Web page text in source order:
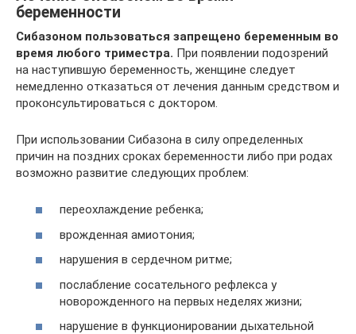
беременности
Сибазоном пользоваться запрещено беременным во
время любого триместра. При появлении подозрений
на наступившую беременность, женщине следует
немедленно отказаться от лечения данным средством и
проконсультироваться с доктором.
При использовании Сибазона в силу определенных
причин на поздних сроках беременности либо при родах
возможно развитие следующих проблем:
переохлаждение ребенка;
врожденная амиотония;
нарушения в сердечном ритме;
послабление сосательного рефлекса у
новорожденного на первых неделях жизни;
нарушение в функционировании дыхательной